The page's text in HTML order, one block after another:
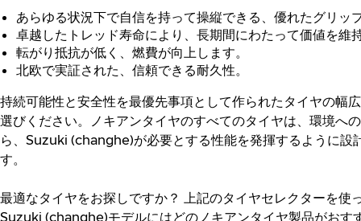
あらゆる状況下で自信を持って操縦できる、優れたグリッ
卓越したトレッド寿命により、長期間にわたって価値を維
転がり抵抗が低く、燃費が向上します。
北欧で実証された、信頼できる耐久性。
持続可能性と安全性を最優先事項として作られたタイヤの幅
選びください。ノキアンタイヤのすべてのタイヤは、環境へ
ら、Suzuki (changhe)が必要とする性能を発揮するように設
す。
最適なタイヤをお探しですか？
上記のタイヤセレクターを使
Suzuki (changhe)モデルにはどのノキアンタイヤ製品がおす